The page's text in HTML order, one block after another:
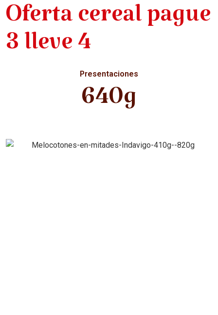
Oferta cereal pague
3 lleve 4
Presentaciones
640g